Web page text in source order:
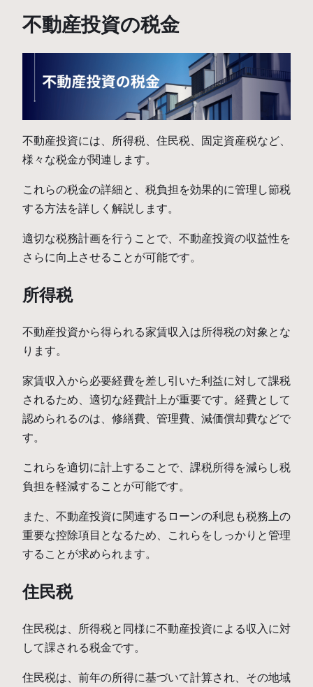
不動産投資の税金
不動産投資には、所得税、住民税、固定資産税など、
様々な税金が関連します。
これらの税金の詳細と、税負担を効果的に管理し節税
する方法を詳しく解説します。
適切な税務計画を行うことで、不動産投資の収益性を
さらに向上させることが可能です。
所得税
不動産投資から得られる家賃収入は所得税の対象とな
ります。
家賃収入から必要経費を差し引いた利益に対して課税
されるため、適切な経費計上が重要です。経費として
認められるのは、修繕費、管理費、減価償却費などで
す。
これらを適切に計上することで、課税所得を減らし税
負担を軽減することが可能です。
また、不動産投資に関連するローンの利息も税務上の
重要な控除項目となるため、これらをしっかりと管理
することが求められます。
住民税
住民税は、所得税と同様に不動産投資による収入に対
して課される税金です。
住民税は、前年の所得に基づいて計算され、その地域